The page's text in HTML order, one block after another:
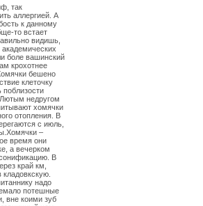
так
аллергией. А
к данному
то встает
видишь,
боле вашинский
крохотнее
бешено
клеточку
поблизости
Лютым недругом
хомячки
отопления. В
с июль,
–
время они
а вечерком
В
край км,
надо
потешные
вне коими зуб